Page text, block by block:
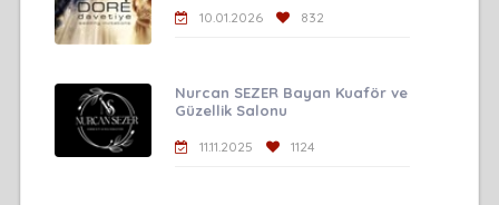
10.01.2026 832
Nurcan SEZER Bayan Kuaför ve
Güzellik Salonu
11.11.2025 1124